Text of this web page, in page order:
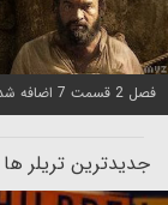
فصل 2 قسمت 7 اضافه شد
جدیدترین تریلر ها